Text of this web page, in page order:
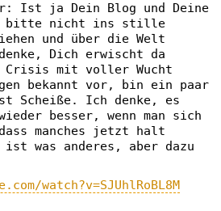
Ist ja Dein Blog und Deine
bitte nicht ins stille
und über die Welt
Dich erwischt da
Crisis mit voller Wucht
bekannt vor, bin ein paar
Ich denke, es
besser, wenn man sich
manches jetzt halt
was anderes, aber dazu
watch?v=SJUhlRoBL8M